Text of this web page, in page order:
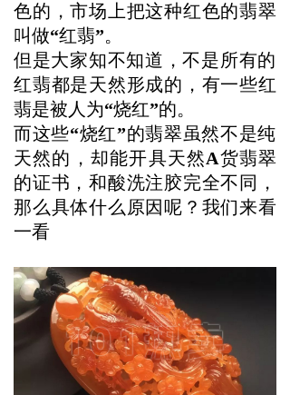
色的，市场上把这种红色的翡翠
叫做“红翡”。
但是大家知不知道，不是所有的
红翡都是天然形成的，有一些红
翡是被人为“烧红”的。
而这些“烧红”的翡翠虽然不是纯
天然的，却能开具天然A货翡翠
的证书，和酸洗注胶完全不同，
那么具体什么原因呢？我们来看
一看